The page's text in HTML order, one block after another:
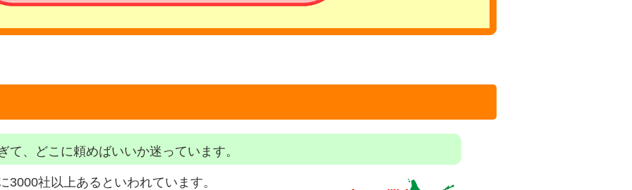
て、どこに頼めばいいか迷っています。
3000社以上あるといわれています。